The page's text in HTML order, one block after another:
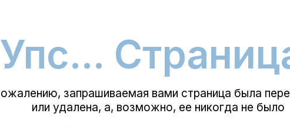
Страница не|
или удалена, а, возможно, ее никогда не было